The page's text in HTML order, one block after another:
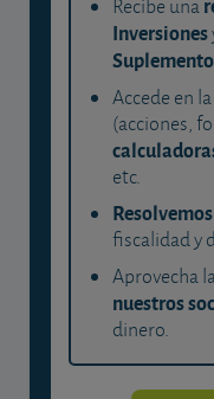
Recibe una
Inversiones
Accede en
(acciones,
etc.
fiscalidad y
Aprovecha
nuestros
dinero.